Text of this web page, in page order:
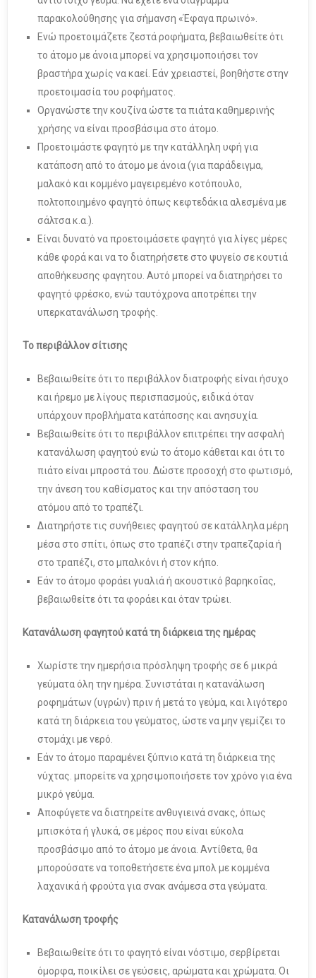
παρακολούθησης για σήμανση «Έφαγα πρωινό».
Ενώ προετοιμάζετε ζεστά ροφήματα, βεβαιωθείτε ότι
το άτομο με άνοια μπορεί να χρησιμοποιήσει τον
βραστήρα χωρίς να καεί. Εάν χρειαστεί, βοηθήστε στην
προετοιμασία του ροφήματος.
Οργανώστε την κουζίνα ώστε τα πιάτα καθημερινής
χρήσης να είναι προσβάσιμα στο άτομο.
Προετοιμάστε φαγητό με την κατάλληλη υφή για
κατάποση από το άτομο με άνοια (για παράδειγμα,
μαλακό και κομμένο μαγειρεμένο κοτόπουλο,
πολτοποιημένο φαγητό όπως κεφτεδάκια αλεσμένα με
σάλτσα κ.α.).
Είναι δυνατό να προετοιμάσετε φαγητό για λίγες μέρες
κάθε φορά και να το διατηρήσετε στο ψυγείο σε κουτιά
αποθήκευσης φαγητου. Αυτό μπορεί να διατηρήσει το
φαγητό φρέσκο, ενώ ταυτόχρονα αποτρέπει την
υπερκατανάλωση τροφής.
Το περιβάλλον σίτισης
Βεβαιωθείτε ότι το περιβάλλον διατροφής είναι ήσυχο
και ήρεμο με λίγους περισπασμούς, ειδικά όταν
υπάρχουν προβλήματα κατάποσης και ανησυχία.
Βεβαιωθείτε ότι το περιβάλλον επιτρέπει την ασφαλή
κατανάλωση φαγητού ενώ το άτομο κάθεται και ότι το
πιάτο είναι μπροστά του. Δώστε προσοχή στο φωτισμό,
την άνεση του καθίσματος και την απόσταση του
ατόμου από το τραπέζι.
Διατηρήστε τις συνήθειες φαγητού σε κατάλληλα μέρη
μέσα στο σπίτι, όπως στο τραπέζι στην τραπεζαρία ή
στο τραπέζι, στο μπαλκόνι ή στον κήπο.
Εάν το άτομο φοράει γυαλιά ή ακουστικό βαρηκοΐας,
βεβαιωθείτε ότι τα φοράει και όταν τρώει.
Κατανάλωση φαγητού κατά τη διάρκεια της ημέρας
Χωρίστε την ημερήσια πρόσληψη τροφής σε 6 μικρά
γεύματα όλη την ημέρα. Συνιστάται η κατανάλωση
ροφημάτων (υγρών) πριν ή μετά το γεύμα, και λιγότερο
κατά τη διάρκεια του γεύματος, ώστε να μην γεμίζει το
στομάχι με νερό.
Εάν το άτομο παραμένει ξύπνιο κατά τη διάρκεια της
νύχτας. μπορείτε να χρησιμοποιήσετε τον χρόνο για ένα
μικρό γεύμα.
Αποφύγετε να διατηρείτε ανθυγιεινά σνακς, όπως
μπισκότα ή γλυκά, σε μέρος που είναι εύκολα
προσβάσιμο από το άτομο με άνοια. Αντίθετα, θα
μπορούσατε να τοποθετήσετε ένα μπολ με κομμένα
λαχανικά ή φρούτα για σνακ ανάμεσα στα γεύματα.
Κατανάλωση τροφής
Βεβαιωθείτε ότι το φαγητό είναι νόστιμο, σερβίρεται
όμορφα, ποικίλει σε γεύσεις, αρώματα και χρώματα. Οι